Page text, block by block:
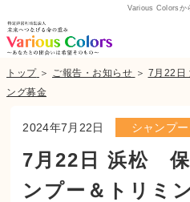
Various Colorsか
トップ ＞ ご報告・お知らせ ＞ 7月22日
ング募金
2024年7月22日 シャンプ
7月22日 浜松
ンプー＆トリミ